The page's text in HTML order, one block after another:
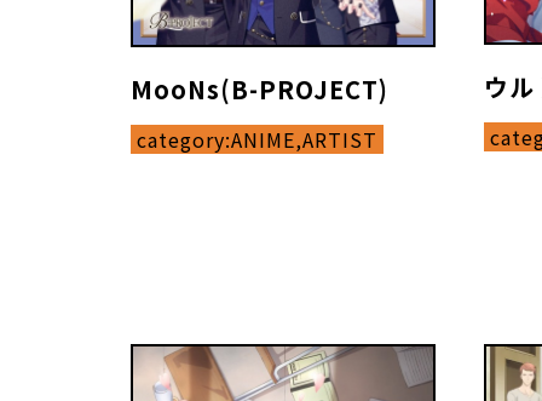
MooNs(B-PROJECT)
category:ANIME,ARTIST
ウ